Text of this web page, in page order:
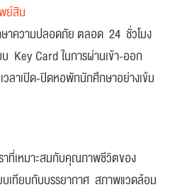
ย์สิน
าความปลอดภัย ตลอด 24 ชั่วโมง
Key Card ในการผ่านเข้า-ออก
วลาเปิด-ปิดหอพักนักศึกษาอย่างเข้ม
าที่เหมาะสมกับคุณภาพชีวิตของ
เทียบกับบรรยากาศ สภาพแวดล้อม